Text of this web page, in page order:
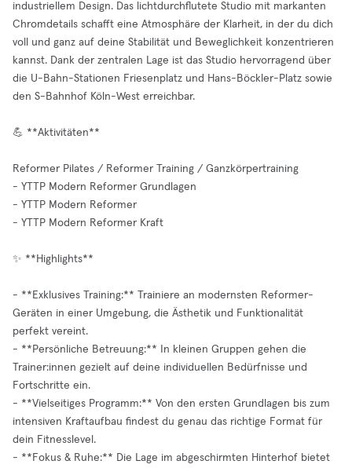
industriellem Design. Das lichtdurchflutete Studio mit markanten
Chromdetails schafft eine Atmosphäre der Klarheit, in der du dich
voll und ganz auf deine Stabilität und Beweglichkeit konzentrieren
kannst. Dank der zentralen Lage ist das Studio hervorragend über
die U-Bahn-Stationen Friesenplatz und Hans-Böckler-Platz sowie
den S-Bahnhof Köln-West erreichbar.
💪 **Aktivitäten**
Reformer Pilates / Reformer Training / Ganzkörpertraining
- YTTP Modern Reformer Grundlagen
- YTTP Modern Reformer
- YTTP Modern Reformer Kraft
✨ **Highlights**
- **Exklusives Training:** Trainiere an modernsten Reformer-
Geräten in einer Umgebung, die Ästhetik und Funktionalität
perfekt vereint.
- **Persönliche Betreuung:** In kleinen Gruppen gehen die
Trainer:innen gezielt auf deine individuellen Bedürfnisse und
Fortschritte ein.
- **Vielseitiges Programm:** Von den ersten Grundlagen bis zum
intensiven Kraftaufbau findest du genau das richtige Format für
dein Fitnesslevel.
- **Fokus & Ruhe:** Die Lage im abgeschirmten Hinterhof bietet